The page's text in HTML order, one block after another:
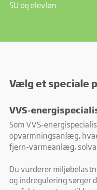
SU og elevløn
Vælg et speciale
VVS-
Som VVS-
opvarmningsanlæg,
fjern-varmeanlæg,
Du vurderer
og indregulering sørger